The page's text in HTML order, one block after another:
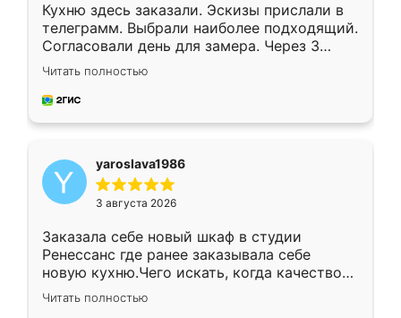
Кухню здесь заказали. Эскизы прислали в
телеграмм. Выбрали наиболее подходящий.
Согласовали день для замера. Через 3
недели кухня была уже готова. Остались
довольны работой. Спасибо Ренессанс
мебель за качественную работу!
Читать полностью
yaroslava1986
3 августа 2026
Заказала себе новый шкаф в студии
Ренессанс где ранее заказывала себе
новую кухню.Чего искать, когда качеством
вполне довольна. Служит кухня уже почти
два года, нареканий нет.
Читать полностью